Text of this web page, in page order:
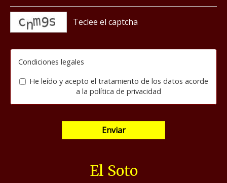
Condiciones legales
He leído y acepto el tratamiento de los datos acorde
a la política de privacidad
Enviar
El Soto